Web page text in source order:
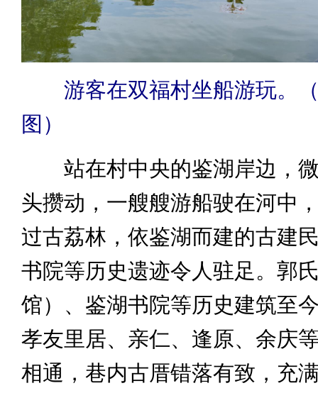
游客在双福村坐船游玩。
图）
站在村中央的鉴湖岸边，微
头攒动，一艘艘游船驶在河中
过古荔林，依鉴湖而建的古建
书院等历史遗迹令人驻足。郭
馆）、鉴湖书院等历史建筑至
孝友里居、亲仁、逢原、余庆
相通，巷内古厝错落有致，充